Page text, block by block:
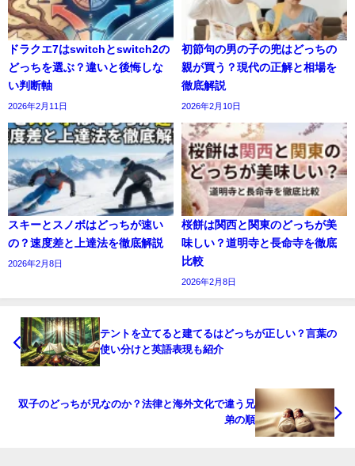
ドラクエ7はswitchとswitch2の
どっちを選ぶ？違いと後悔しな
い判断軸
2026年2月11日
初節句の男の子の兜はどっちの
親が買う？現代の正解と相場を
徹底解説
2026年2月10日
スキーとスノボはどっちが速い
の？速度差と上達法を徹底解説
2026年2月8日
桜餅は関西と関東のどっちが美
味しい？道明寺と長命寺を徹底
比較
2026年2月8日
テントを立てると建てるはどっちが正しい？言葉の
使い分けと英語表現も紹介
双子のどっちが兄なのか？法律と海外文化で違う兄
弟の順